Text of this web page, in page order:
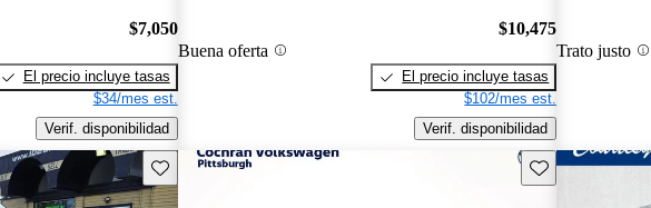
$7,050
El precio incluye tasas
$34/mes est.
Verif. disponibilidad
Buena oferta
$10,475
El precio incluye tasas
$102/mes est.
Verif. disponibilidad
Trato justo
Guarda este Aviso Guarda este Aviso